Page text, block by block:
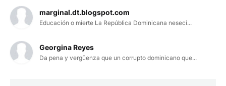
marginal.dt.blogspot.com
Educación o mierte La República Dominicana neseci...
Georgina Reyes
Da pena y vergüenza que un corrupto dominicano que...